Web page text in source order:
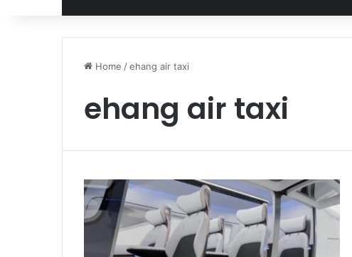
Home /ehang air taxi
ehang air taxi